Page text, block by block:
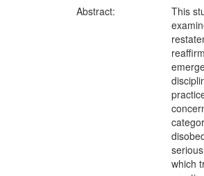
Abstract:
This
which